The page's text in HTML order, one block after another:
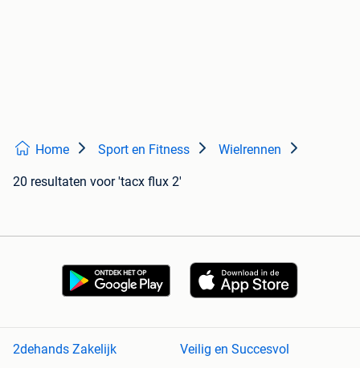
Home Sport en Fitness Wielrennen
20 resultaten voor 'tacx flux 2'
2dehands Zakelijk
Veilig en Succesvol